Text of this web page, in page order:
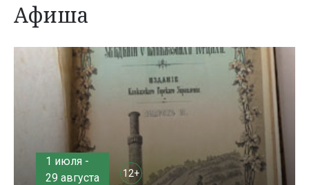
Афиша
1 июля -
29 августа
12+